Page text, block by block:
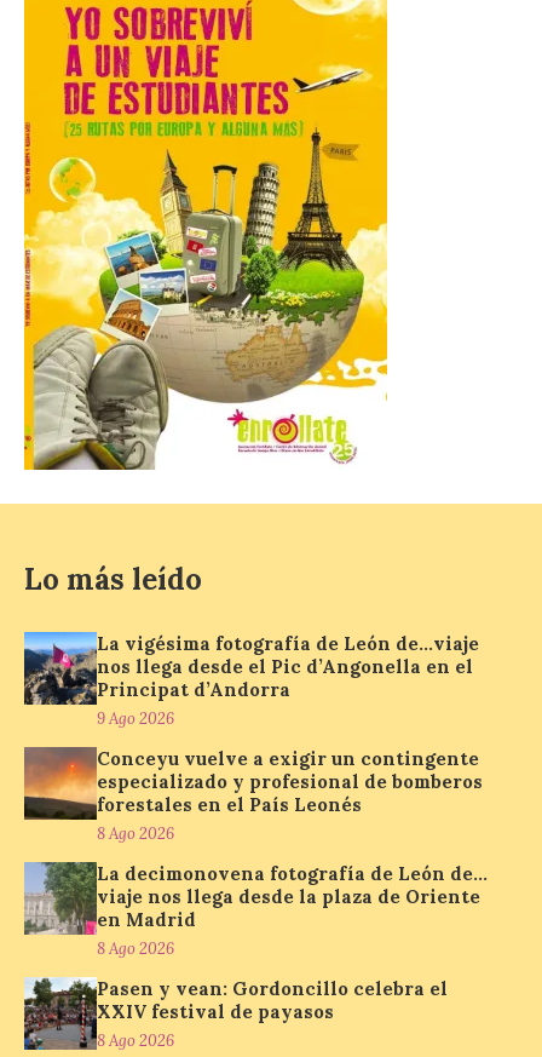
Gijón. El Recinto Ferial Luis Adaro de
Gijón/Xixón acoge […]
La Comarca de las Cinco
Villas, un lugar ideal para
ver el eclipse solar
9 Ago 2026
El próximo 12 de agosto
se producirá el fenómeno
natural excepcional que
podrá verse en muchos
puntos de la comarca,
pero hay que recordar que la observación
debe hacerse siguiendo las pautas de
seguridad recomendadas. La Comarca de
Cinco Villas […]
La vigésima fotografía de
León de…viaje nos llega
en el Principat d’Andorra
9 Ago 2026
Nueva edición de León
de…viaje. Una iniciativa
organizado por la sección
juvenil de la Asociación
Enróllate, la Asociación
Conceyu País Llionés y el Diario de
Turismo, Ocio e Información para
jóvenes “Enredando.info”. Miguel Robles
nos envía la vigésima fotografía de […]
Concierto del Iberia
Marimba Ensemble en la
Lo más leído
La vigésima fotografía de León de…viaje
nos llega desde el Pic d’Angonella en el
Principat d’Andorra
9 Ago 2026
Conceyu vuelve a exigir un contingente
especializado y profesional de bomberos
forestales en el País Leonés
8 Ago 2026
La decimonovena fotografía de León de…
viaje nos llega desde la plaza de Oriente
en Madrid
8 Ago 2026
Pasen y vean: Gordoncillo celebra el
XXIV festival de payasos
8 Ago 2026